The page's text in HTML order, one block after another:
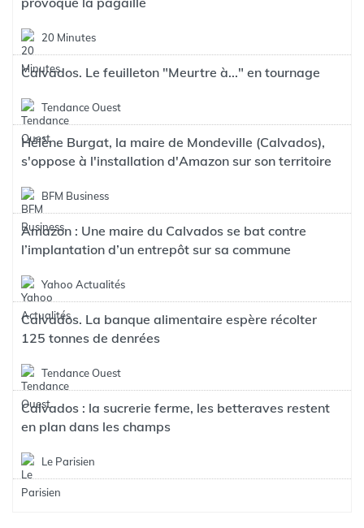
20 Minutes
Calvados. Le feuilleton "Meurtre à..." en tournage
Tendance Ouest
Hélène Burgat, la maire de Mondeville (Calvados),
s'oppose à l'installation d'Amazon sur son territoire
BFM Business
Amazon : Une maire du Calvados se bat contre
l’implantation d’un entrepôt sur sa commune
Yahoo Actualités
Calvados. La banque alimentaire espère récolter
125 tonnes de denrées
Tendance Ouest
Calvados : la sucrerie ferme, les betteraves restent
en plan dans les champs
Le Parisien